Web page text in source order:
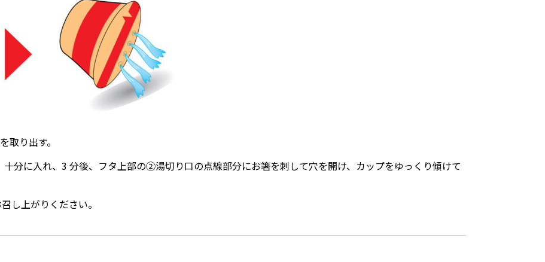
取り出す。
分に⼊れ、3 分後、フタ上部の②湯切り⼝の点線部分にお箸を刺して⽳を開け、カップをゆっくり傾けて
し上がりください。